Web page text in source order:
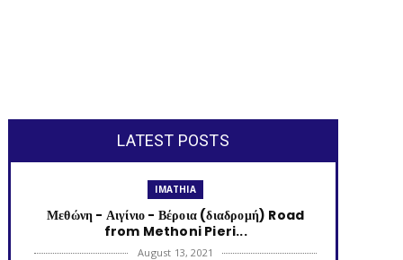
LATEST POSTS
IMATHIA
Μεθώνη - Αιγίνιο - Βέροια (διαδρομή) Road
from Methoni Pieri...
August 13, 2021